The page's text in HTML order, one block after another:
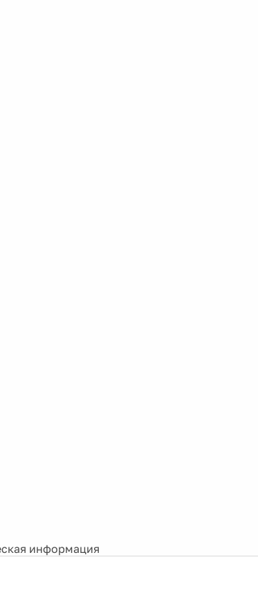
информация